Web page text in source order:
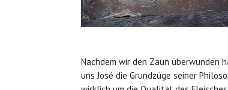
Nachdem wir den Zaun überwunden
uns José die Grundzüge seiner